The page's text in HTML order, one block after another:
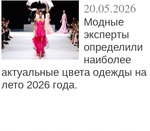
20.05.2026
Mодные
эксперты
определили
наиболее
актуальные цвета одежды на
лето 2026 года.